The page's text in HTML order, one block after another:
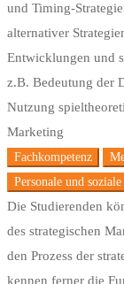
und Timing-
alternativer
Entwicklungen und
z.B. Bedeutung der
Nutzung
Marketing
Fachkompetenz​
Personale und
Die Studierenden
des strategischen
den Prozess der
kennen ferner die